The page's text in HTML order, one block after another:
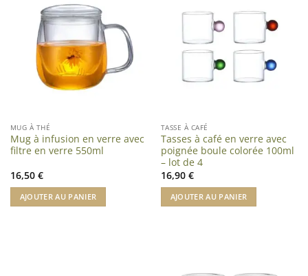
MUG À THÉ
Mug à infusion en verre avec
filtre en verre 550ml
16,50 €
AJOUTER AU PANIER
TASSE À CAFÉ
Tasses à café en verre avec
poignée boule colorée 100ml
– lot de 4
16,90 €
AJOUTER AU PANIER